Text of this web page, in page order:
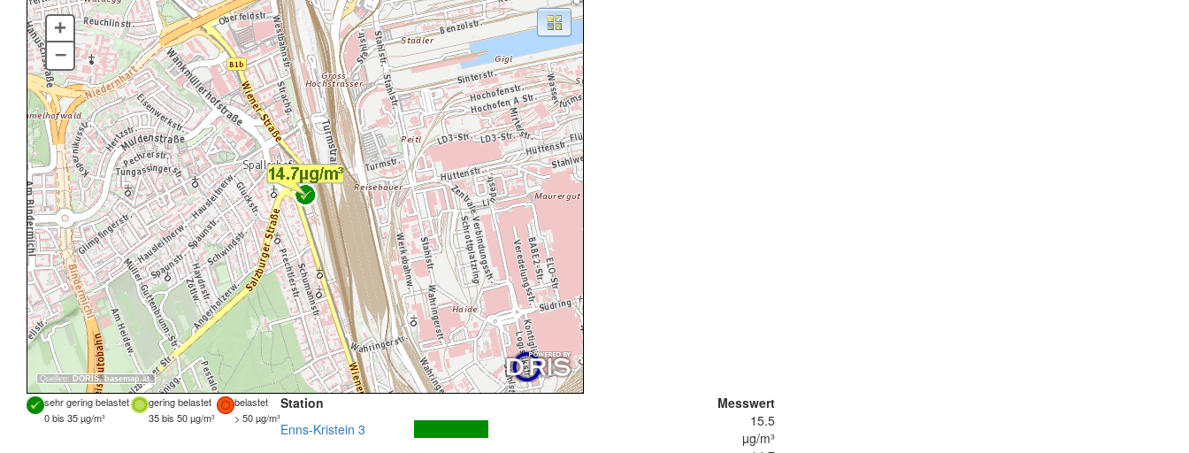
Quellen: DORIS, basemap.at
+
–
sehr gering belastet gering belastet
belastet
0 bis 35 µg/m³
35 bis 50 µg/m³ > 50 µg/m³
Station
Messwert
Enns-Kristein 3
15.5
µg/m³